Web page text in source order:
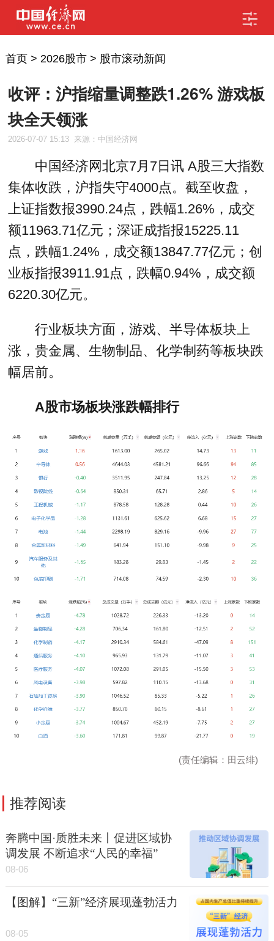
首页> 2026股市> 股市滚动新闻
收评：沪指缩量调整跌1.26% 游戏板
块全天领涨
2026-07-07 15:13 来源：中国经济网
中国经济网北京7月7日讯 A股三大指数
集体收跌，沪指失守4000点。截至收盘，
上证指数报3990.24点，跌幅1.26%，成交
额11963.71亿元；深证成指报15225.11
点，跌幅1.24%，成交额13847.77亿元；创
业板指报3911.91点，跌幅0.94%，成交额
6220.30亿元。
行业板块方面，游戏、半导体板块上
涨，贵金属、生物制品、化学制药等板块跌
幅居前。
A股市场板块涨跌幅排行
(责任编辑：田云绯)
推荐阅读
奔腾中国·质胜未来丨促进区域协
调发展 不断追求“人民的幸福”
08-06
【图解】“三新”经济展现蓬勃活力
08-05